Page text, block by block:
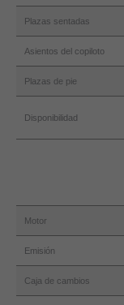
Plazas sentadas
Asientos del copiloto
Plazas de pie
Disponibilidad
Motor
Emisión
Caja de cambios